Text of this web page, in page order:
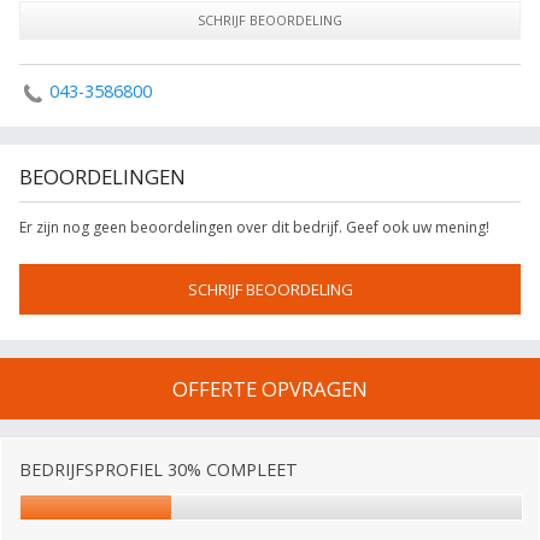
SCHRIJF BEOORDELING
043-3586800
BEOORDELINGEN
Er zijn nog geen beoordelingen over dit bedrijf. Geef ook uw mening!
SCHRIJF BEOORDELING
OFFERTE OPVRAGEN
BEDRIJFSPROFIEL 30% COMPLEET